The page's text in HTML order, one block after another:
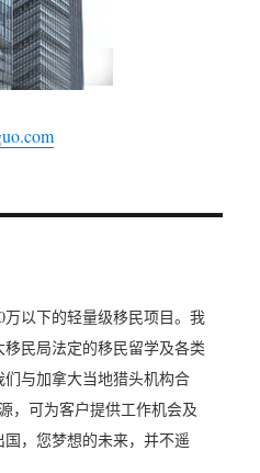
以下的轻量级移民项目。我
民局法定的移民留学及各类
与加拿大当地猎头机构合
，可为客户提供工作机会及
，您梦想的未来，并不遥